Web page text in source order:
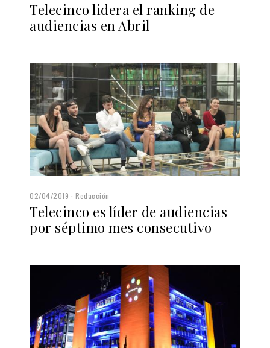
Telecinco lidera el ranking de
audiencias en Abril
02/04/2019 Redacción
Telecinco es líder de audiencias
por séptimo mes consecutivo